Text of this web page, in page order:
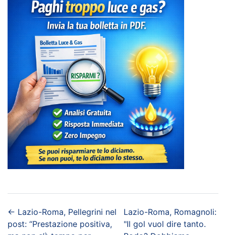
← Lazio-Roma, Pellegrini nel
post: “Prestazione positiva,
Lazio-Roma, Romagnoli:
"Il gol vuol dire tanto.